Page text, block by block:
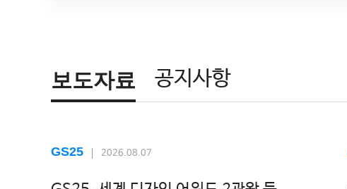
보도자료
GS25 2026.08.07
공지사항